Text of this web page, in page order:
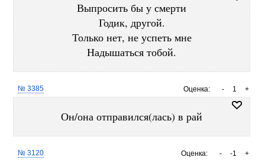
Выпросить бы у смерти
Годик, другой.
Только нет, не успеть мне
Надышаться тобой.
Оценка: +
1
-
№ 3385
Он/она отправился(лась) в рай
Оценка: +
-1
-
№ 3120